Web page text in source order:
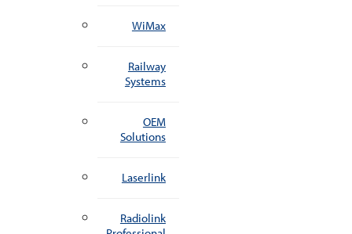
WiMax
Railway
Systems
OEM
Solutions
Laserlink
Radiolink